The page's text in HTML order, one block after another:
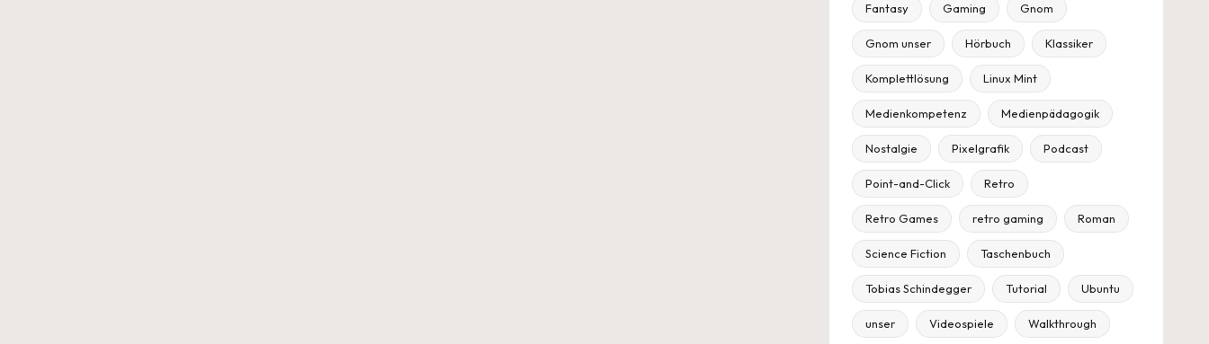
Fantasy Gaming Gnom
Gnom unser Hörbuch Klassiker
Komplettlösung Linux Mint
Medienkompetenz Medienpädagogik
Nostalgie Pixelgrafik Podcast
Point-and-Click Retro
Retro Games retro gaming Roman
Science Fiction Taschenbuch
Tobias Schindegger Tutorial Ubuntu
unser Videospiele Walkthrough